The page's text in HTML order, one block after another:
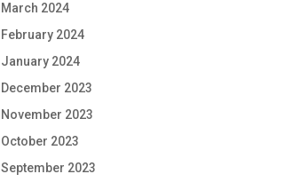
March 2024
February 2024
January 2024
December 2023
November 2023
October 2023
September 2023